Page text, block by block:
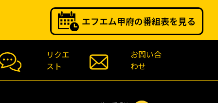
エフエム甲府の番組表を見る
リクエ
スト
お問い合
わせ